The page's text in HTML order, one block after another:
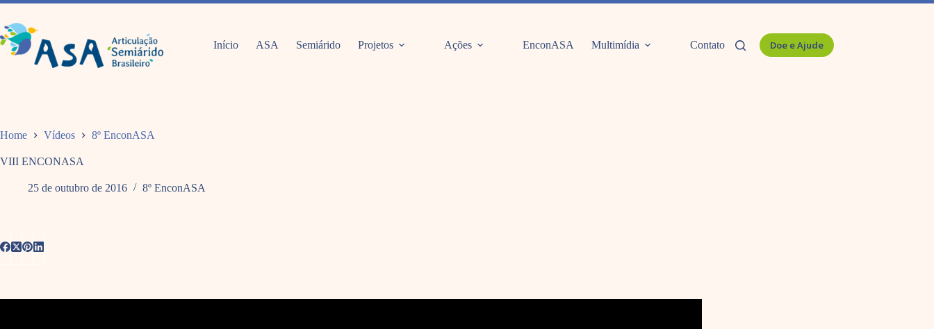
Pular
o
conteúdo
Início ASA Semiárido Projetos Ações EnconASA Multimídia Contato Doe e Ajude
Home Vídeos 8º EnconASA
VIII ENCONASA
25 de outubro de 2016 8º EnconASA